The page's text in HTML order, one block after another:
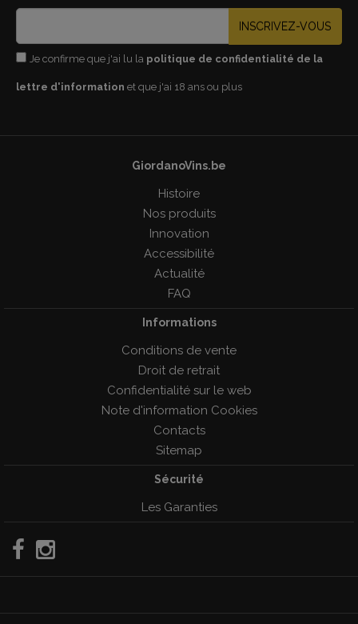
INSCRIVEZ-VOUS
Je confirme que j'ai lu la politique de confidentialité de la
lettre d'information et que j'ai 18 ans ou plus
GiordanoVins.be
Histoire
Nos produits
Innovation
Accessibilité
Actualité
FAQ
Informations
Conditions de vente
Droit de retrait
Confidentialité sur le web
Note d'information Cookies
Contacts
Sitemap
Sécurité
Les Garanties